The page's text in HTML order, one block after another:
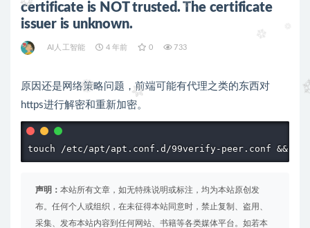
certificate is NOT trusted. The certificate
issuer is unknown.
AI人工智能 4 年前 0 733
原因还是网络策略问题，前端可能有代理之类的东西对
https进行解密和重新加密。
声明： 本站所有文章，如无特殊说明或标注，均为本站原创发
布。任何个人或组织，在未征得本站同意时，禁止复制、盗用、
采集、发布本站内容到任何网站、书籍等各类媒体平台。如若本